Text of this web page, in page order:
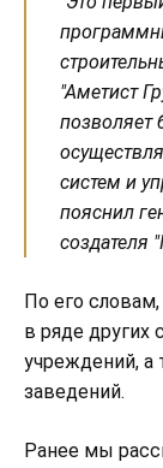
"Аметист
позволяет
систем и
пояснил
создателя
По его
в ряде других
учреждений,
заведений.
Ранее мы